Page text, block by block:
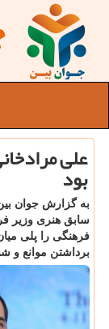
علی
بود
به گزارش جوان
سابق هنری وزیر
فرهنگی را پلی
برداشتن موانع و